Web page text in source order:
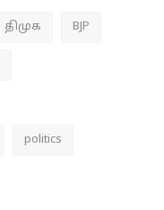
திமுக BJP
politics